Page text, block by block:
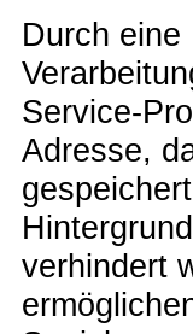
Durch
Service-
Adresse,
verhindert